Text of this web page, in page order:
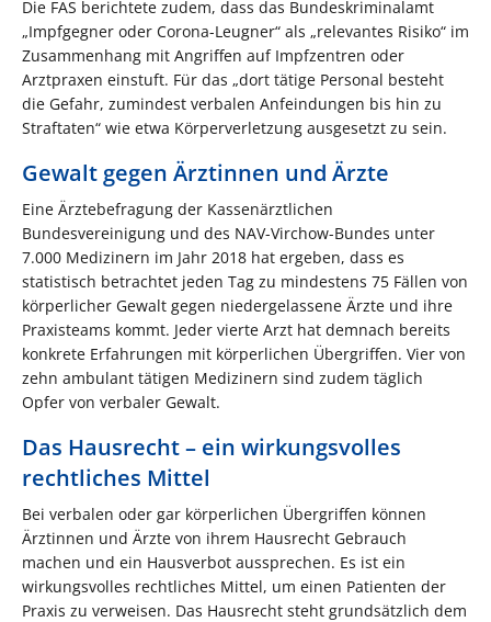
Die FAS berichtete zudem, dass das Bundeskriminalamt
„Impfgegner oder Corona-Leugner“ als „relevantes Risiko“ im
Zusammenhang mit Angriffen auf Impfzentren oder
Arztpraxen einstuft. Für das „dort tätige Personal besteht
die Gefahr, zumindest verbalen Anfeindungen bis hin zu
Straftaten“ wie etwa Körperverletzung ausgesetzt zu sein.
Gewalt gegen Ärztinnen und Ärzte
Eine Ärztebefragung der Kassenärztlichen
Bundesvereinigung und des NAV-Virchow-Bundes unter
7.000 Medizinern im Jahr 2018 hat ergeben, dass es
statistisch betrachtet jeden Tag zu mindestens 75 Fällen von
körperlicher Gewalt gegen niedergelassene Ärzte und ihre
Praxisteams kommt. Jeder vierte Arzt hat demnach bereits
konkrete Erfahrungen mit körperlichen Übergriffen. Vier von
zehn ambulant tätigen Medizinern sind zudem täglich
Opfer von verbaler Gewalt.
Das Hausrecht – ein wirkungsvolles
rechtliches Mittel
Bei verbalen oder gar körperlichen Übergriffen können
Ärztinnen und Ärzte von ihrem Hausrecht Gebrauch
machen und ein Hausverbot aussprechen. Es ist ein
wirkungsvolles rechtliches Mittel, um einen Patienten der
Praxis zu verweisen. Das Hausrecht steht grundsätzlich dem